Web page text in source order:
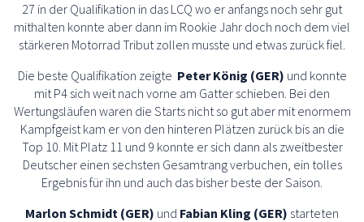
27 in der Qualifikation in das LCQ wo er anfangs noch sehr gut
mithalten konnte aber dann im Rookie Jahr doch noch dem viel
stärkeren Motorrad Tribut zollen musste und etwas zurück fiel.
Die beste Qualifikation zeigte Peter König (GER) und konnte
mit P4 sich weit nach vorne am Gatter schieben. Bei den
Wertungsläufen waren die Starts nicht so gut aber mit enormem
Kampfgeist kam er von den hinteren Plätzen zurück bis an die
Top 10. Mit Platz 11 und 9 konnte er sich dann als zweitbester
Deutscher einen sechsten Gesamtrang verbuchen, ein tolles
Ergebnis für ihn und auch das bisher beste der Saison.
Marlon Schmidt (GER) und Fabian Kling (GER) starteten